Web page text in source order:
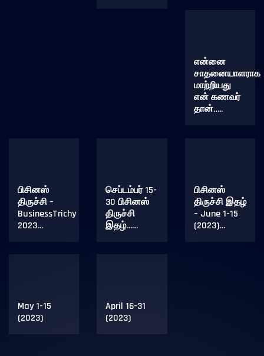
என்னை
சாதனையாளராக
மாற்றியது
என் கணவர்
தான்…..
பிசினஸ்
திருச்சி –
BusinessTrichy
2023…
செப்டம்பர் 15-
30 பிசினஸ்
திருச்சி
இதழ்……
பிசினஸ்
திருச்சி இதழ்
– June 1-15
(2023)…
May 1-15
(2023)
April 16-31
(2023)